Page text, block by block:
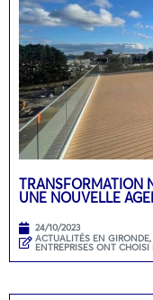
TRANSFORMATION
UNE NOUVELLE
24/10/2023
ACTUALITÉS EN GIRONDE,
ENTREPRISES ONT CHOISI